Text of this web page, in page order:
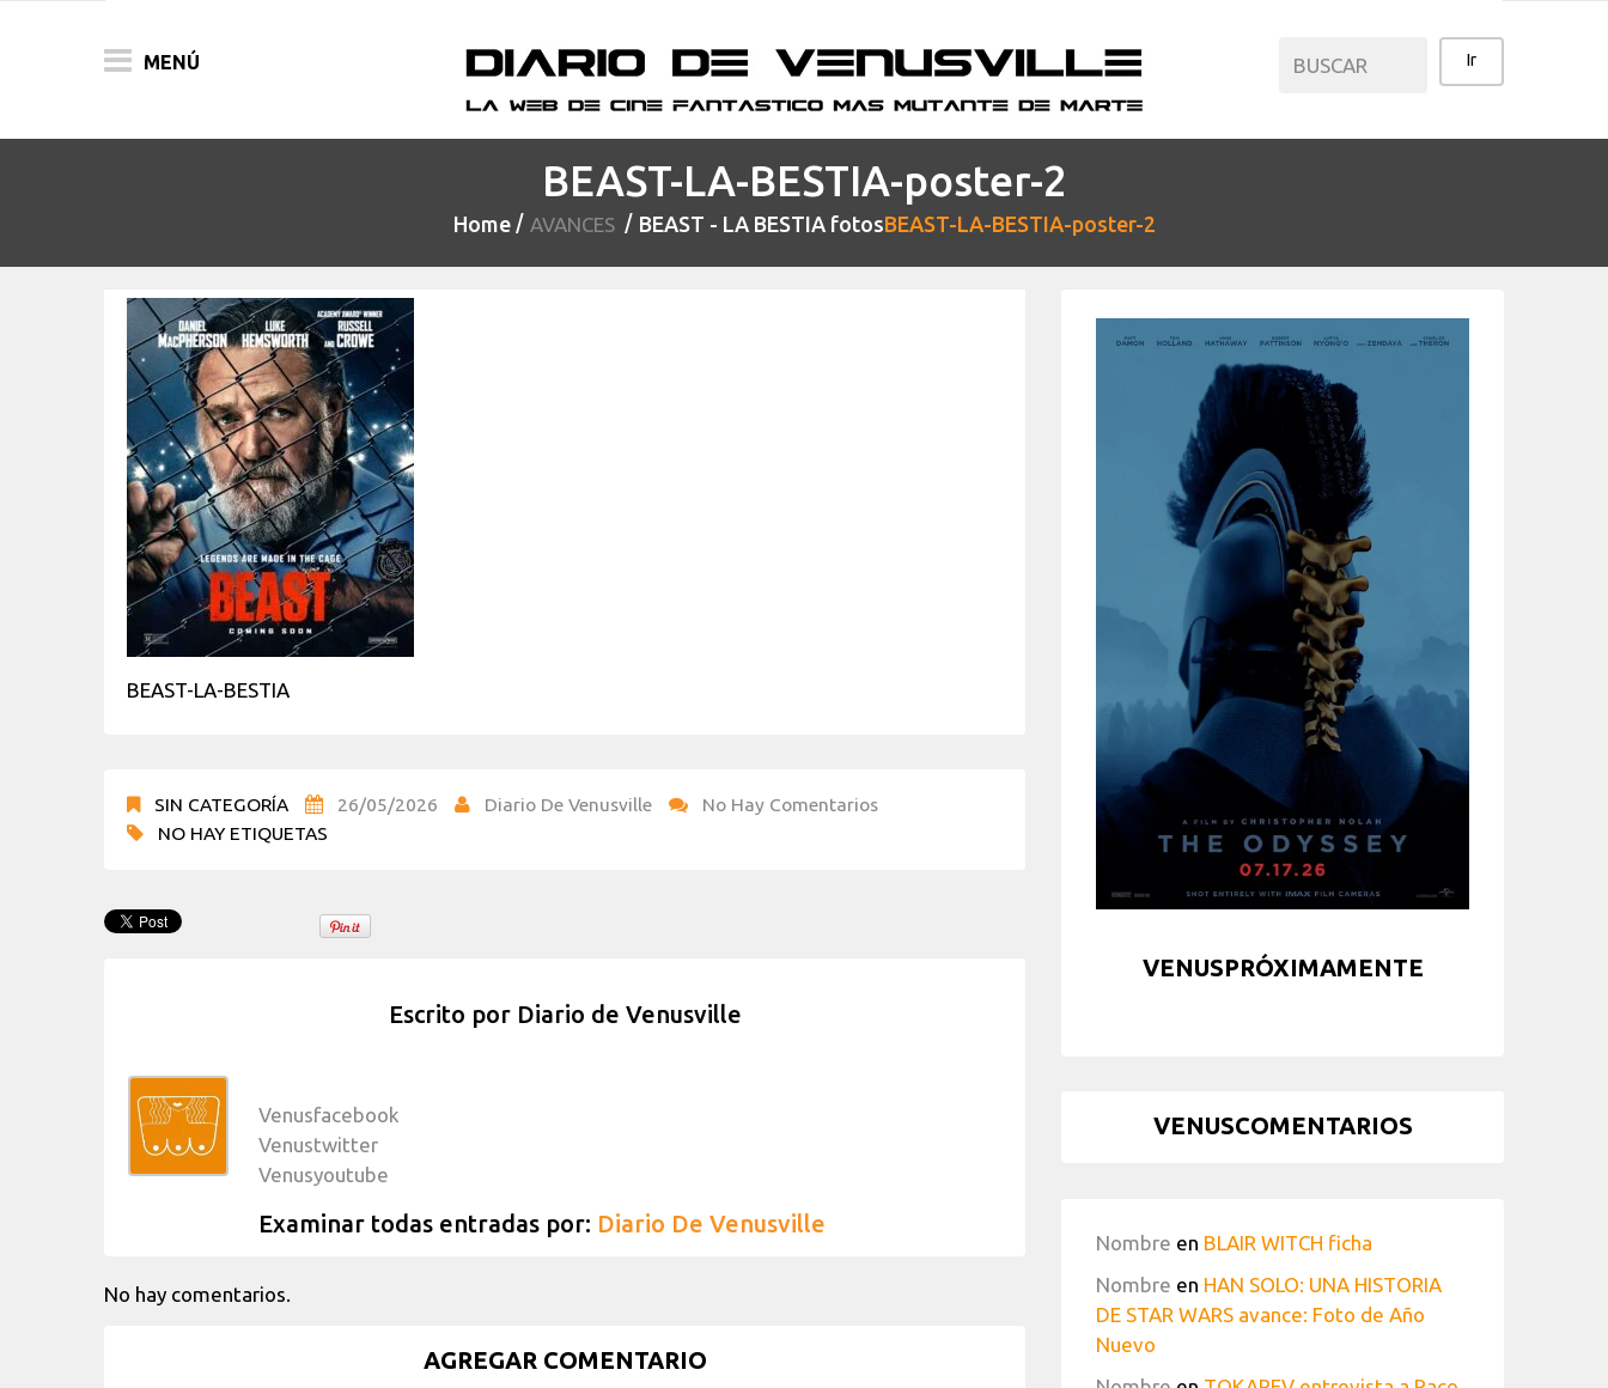
MENÚ
BEAST-LA-BESTIA-poster-2
Home AVANCES BEAST - LA BESTIA fotosBEAST-LA-BESTIA-poster-2
BEAST-LA-BESTIA
SIN CATEGORÍA 26/05/2026 Diario De Venusville
No Hay Comentarios
NO HAY ETIQUETAS
Escrito por Diario de Venusville
Venusfacebook
Venustwitter
Venusyoutube
Examinar todas entradas por: Diario De Venusville
No hay comentarios.
AGREGAR COMENTARIO
VENUSPRÓXIMAMENTE
VENUSCOMENTARIOS
Nombre en BLAIR WITCH ficha
Nombre en HAN SOLO: UNA HISTORIA
DE STAR WARS avance: Foto de Año
Nuevo
PRENSA
FESTIVALES